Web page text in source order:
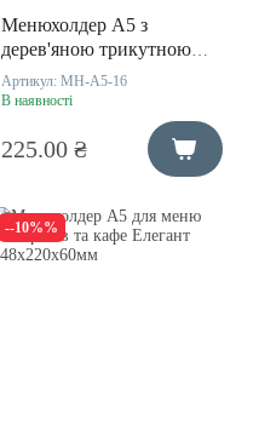
Менюхолдер А5 з
дерев'яною трикутною
основою для меню та
реклами 149х250х50мм
Артикул: MH-A5-16
В наявності
225.00 ₴
--10%%